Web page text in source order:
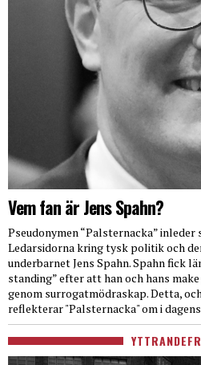
Vem fan är Jens Spahn?
Pseudonymen “Palsternacka”
Ledarsidorna kring tysk politik och
underbarnet Jens Spahn. Spahn fick
standing” efter att han och hans
genom surrogatmödraskap. Detta,
reflekterar "Palsternacka" om i